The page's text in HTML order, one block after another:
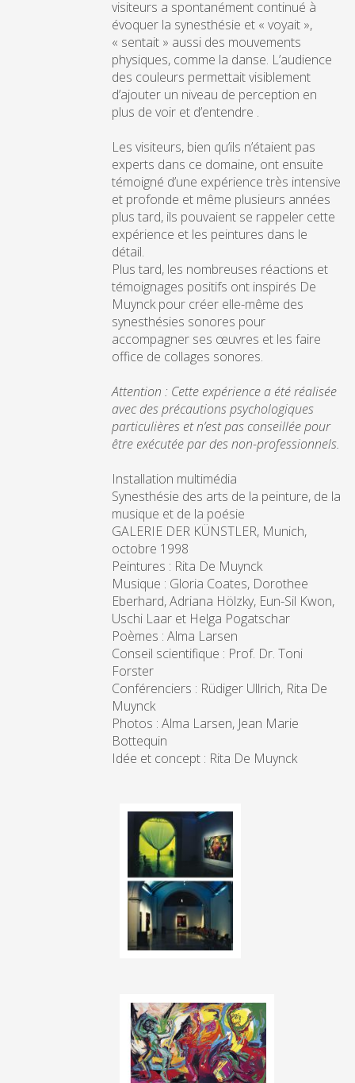
visiteurs a spontanément continué à
évoquer la synesthésie et « voyait »,
« sentait » aussi des mouvements
physiques, comme la danse. L’audience
des couleurs permettait visiblement
d’ajouter un niveau de perception en
plus de voir et d’entendre .
Les visiteurs, bien qu’ils n’étaient pas
experts dans ce domaine, ont ensuite
témoigné d’une expérience très intensive
et profonde et même plusieurs années
plus tard, ils pouvaient se rappeler cette
expérience et les peintures dans le
détail.
Plus tard, les nombreuses réactions et
témoignages positifs ont inspirés De
Muynck pour créer elle-même des
synesthésies sonores pour
accompagner ses œuvres et les faire
office de collages sonores.
Attention : Cette expérience a été réalisée
avec des précautions psychologiques
particulières et n’est pas conseillée pour
être exécutée par des non-professionnels.
Installation multimédia
Synesthésie des arts de la peinture, de la
musique et de la poésie
GALERIE DER KÜNSTLER, Munich,
octobre 1998
Peintures : Rita De Muynck
Musique : Gloria Coates, Dorothee
Eberhard, Adriana Hölzky, Eun-Sil Kwon,
Uschi Laar et Helga Pogatschar
Poèmes : Alma Larsen
Conseil scientifique : Prof. Dr. Toni
Forster
Conférenciers : Rüdiger Ullrich, Rita De
Muynck
Photos : Alma Larsen, Jean Marie
Bottequin
Idée et concept : Rita De Muynck